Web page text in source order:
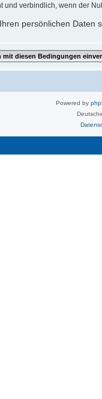
und verbindlich, wenn der
persönlichen Daten
Powered by